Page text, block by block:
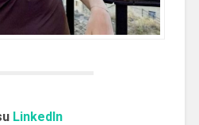
LinkedIn